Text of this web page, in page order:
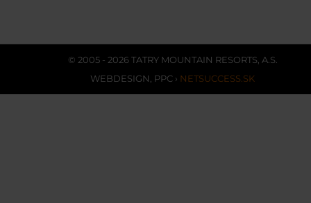
© 2005 - 2026 TATRY MOUNTAIN RESORTS, A.S.
WEBDESIGN PPC › NETSUCCESS.SK